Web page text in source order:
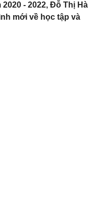
- 2022, Đỗ Thị Hà
mới về học tập và